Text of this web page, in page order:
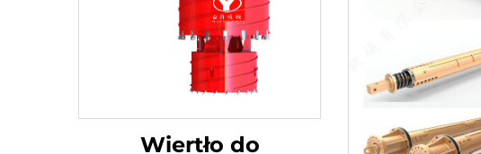
Wiertło do